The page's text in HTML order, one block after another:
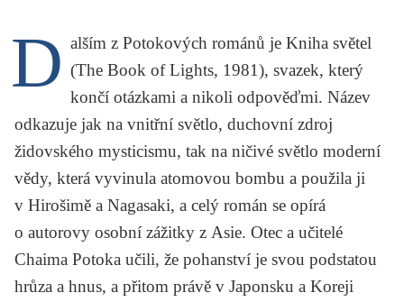
UKÁZKA
SLOUPEK
ILIGLOSA
D alším z Potokových románů je Kniha světel
(The Book of Lights, 1981), svazek, který
končí otázkami a nikoli odpověďmi. Název
odkazuje jak na vnitřní světlo, duchovní zdroj
židovského mysticismu, tak na ničivé světlo moderní
vědy, která vyvinula atomovou bombu a použila ji
v Hirošimě a Nagasaki, a celý román se opírá
o autorovy osobní zážitky z Asie. Otec a učitelé
Chaima Potoka učili, že pohanství je svou podstatou
hrůza a hnus, a přitom právě v Japonsku a Koreji